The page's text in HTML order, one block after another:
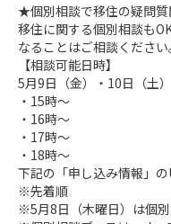
★個別相談で移住の疑問質
移住に関する個別相談も
なることはご相談ください
【相談可能日時】
5月9日（金）・10日（土）
・15時～
・16時～
・17時～
・18時～
下記の「申し込み情報」の
※先着順
※5月8日（木曜日）は個別